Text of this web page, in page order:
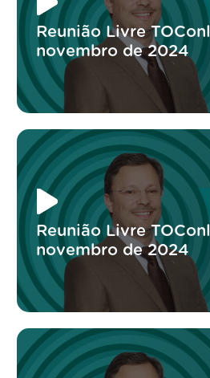
Reunião Livre
novembro de 2024
Reunião Livre
novembro de 2024